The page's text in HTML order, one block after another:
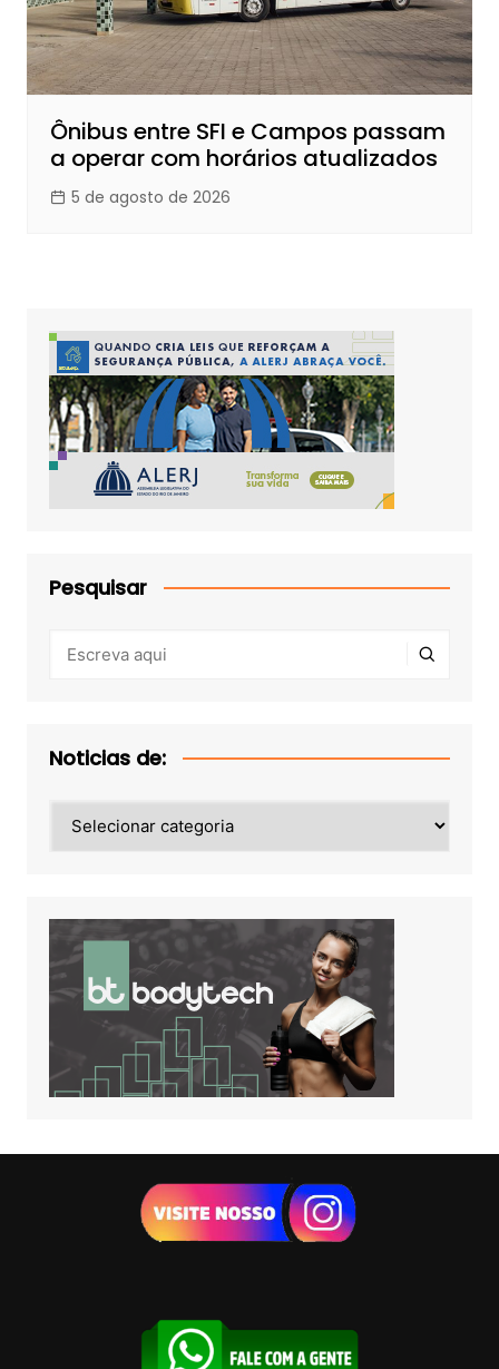
Ônibus entre SFI e Campos passam
a operar com horários atualizados
5 de agosto de 2026
Pesquisar
Noticias de:
de: